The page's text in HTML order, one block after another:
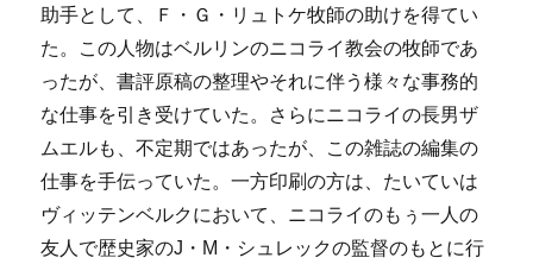
助手として、Ｆ・Ｇ・リュトケ牧師の助けを得てい
た。この人物はベルリンのニコライ教会の牧師であ
ったが、書評原稿の整理やそれに伴う様々な事務的
な仕事を引き受けていた。さらにニコライの長男ザ
ムエルも、不定期ではあったが、この雑誌の編集の
仕事を手伝っていた。一方印刷の方は、たいていは
ヴィッテンベルクにおいて、ニコライのもぅ一人の
友人で歴史家のJ・M・シュレックの監督のもとに行